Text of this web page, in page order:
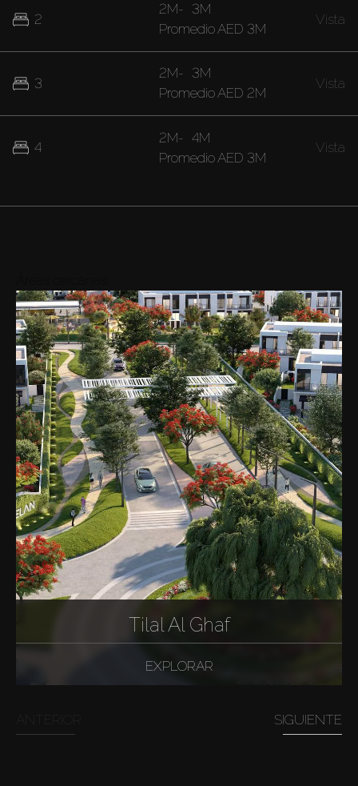
2
3
4
2M- 3M
PromedioAED 3M
Vista
2M- 3M
PromedioAED 2M
Vista
2M- 4M
Promedio AED 3M
Vista
Tilal Al Ghaf
EXPLORAR
SIGUIENTE